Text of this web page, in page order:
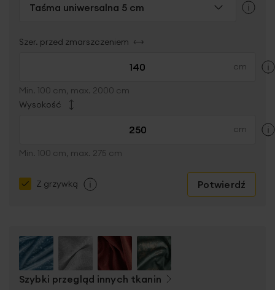
Taśma uniwersalna 5 cm
Szer. przed zmarszczeniem
Min. 100 cm, max. 2000 cm
Wysokość
Min. 100 cm, max. 275 cm
Z grzywką Potwierdź
Szybki przegląd innych tkanin